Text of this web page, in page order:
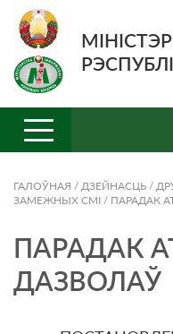
ГАЛОЎНАЯ / ДЗЕЙНАСЦЬ /
ЗАМЕЖНЫХ СМІ / ПАРАДАК
ПАРАДАК
ДАЗВОЛАЎ